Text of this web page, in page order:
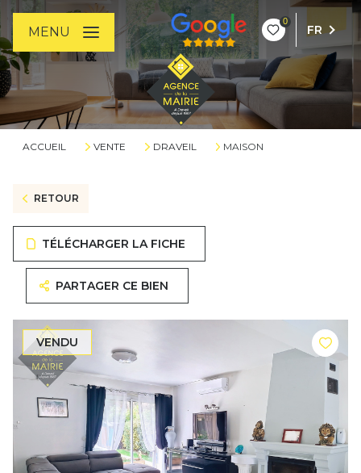
0
FR
MENU
ACCUEIL VENTE DRAVEIL MAISON
RETOUR
TÉLÉCHARGER LA FICHE
PARTAGER CE BIEN
VENDU